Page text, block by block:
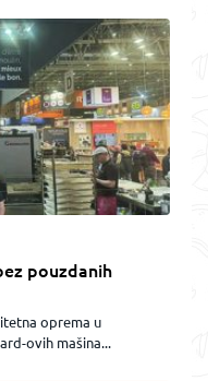
pouzdanih
oprema u
ovih mašina...